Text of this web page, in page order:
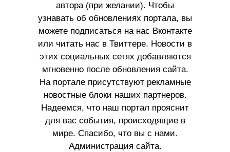
автора (при желании). Чтобы
узнавать об обновлениях портала, вы
можете подписаться на нас Вконтакте
или читать нас в Твиттере. Новости в
этих социальных сетях добавляются
мгновенно после обновления сайта.
На портале присутствуют рекламные
новостные блоки наших партнеров.
Надеемся, что наш портал прояснит
для вас события, происходящие в
мире. Спасибо, что вы с нами.
Администрация сайта.